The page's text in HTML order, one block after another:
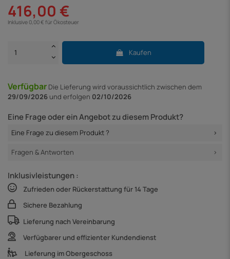
416,00 €
Inklusive 0,00 € für Ökosteuer
Kaufen
Verfügbar Die Lieferung wird voraussichtlich zwischen dem
29/09/2026 und erfolgen 02/10/2026
Eine Frage oder ein Angebot zu diesem Produkt?
Eine Frage zu diesem Produkt ?
Fragen & Antworten
Inklusivleistungen :
Zufrieden oder Rückerstattung für 14 Tage
Sichere Bezahlung
Lieferung nach Vereinbarung
Verfügbarer und effizienter Kundendienst
Lieferung im Obergeschoss